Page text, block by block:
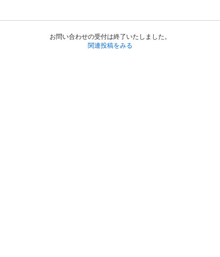
お問い合わせの受付は終了いたしました。
関連投稿をみる